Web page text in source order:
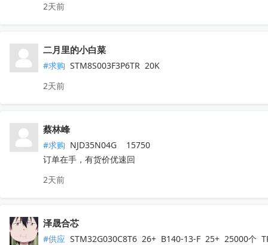
2天前
二月里的小白菜
#求购 STM8S003F3P6TR  20K
2天前
蔡林峰
#求购 NJD35N04G    15750
订单在手，有货价优速回
2天前
泽晟合芯
#供应 STM32G030C8T6  26+  B140-13-F  25+  25000个